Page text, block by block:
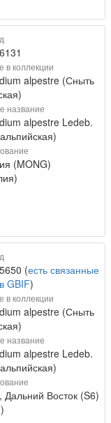
в коллекции
alpestre (Сныть
название
alpestre Ledeb.
(MONG)
(есть связанные
GBIF)
в коллекции
alpestre (Сныть
название
alpestre Ledeb.
Дальний Восток (S6)